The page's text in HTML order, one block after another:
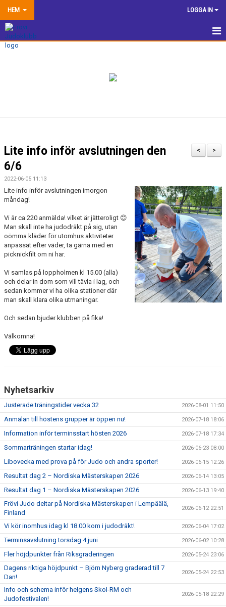
HEM LOGGA IN
HEM
DOKUMENTBANK
WALL OF FAME
>
<
Lite info inför avslutningen den
6/6
2022-06-05 11:13
Lite info inför avslutningen imorgon
måndag!
Vi är ca 220 anmälda! vilket är jätteroligt 😊
Man skall inte ha judodräkt på sig, utan
oömma kläder för utomhus aktiviteter
anpassat efter väder, ta gärna med en
picknickfilt om ni har.
Vi samlas på loppholmen kl 15.00 (alla)
och delar in dom som vill tävla i lag, och
sedan kommer vi ha olika stationer där
man skall klara olika utmaningar.
Och sedan bjuder klubben på fika!
Välkomna!
Nyhetsarkiv
Justerade träningstider vecka 32 2026-08-01 11:50
Anmälan till höstens grupper är öppen nu! 2026-07-18 18:06
Information inför terminsstart hösten 2026 2026-07-18 17:34
Sommarträningen startar idag! 2026-06-23 08:00
Libovecka med prova på för Judo och andra sporter! 2026-06-15 12:26
Resultat dag 2 – Nordiska Mästerskapen 2026 2026-06-14 13:05
Resultat dag 1 – Nordiska Mästerskapen 2026 2026-06-13 19:40
Frövi Judo deltar på Nordiska Mästerskapen i Lempäälä,
Finland
2026-06-12 22:51
Vi kör inomhus idag kl 18.00 kom i judodräkt! 2026-06-04 17:02
Terminsavslutning torsdag 4 juni 2026-06-02 10:28
Fler höjdpunkter från Riksgraderingen 2026-05-24 23:06
Dagens riktiga höjdpunkt – Björn Nyberg graderad till 7
Dan!
2026-05-24 22:53
Info och schema inför helgens Skol-RM och
Judofestivalen!
2026-05-18 22:29